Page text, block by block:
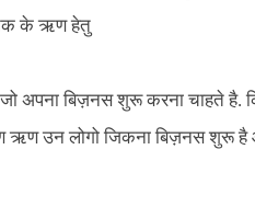
के ऋण हेतु
अपना बिज़नस शुरू करना चाहते है.
उन लोगो जिकना बिज़नस शुरू है